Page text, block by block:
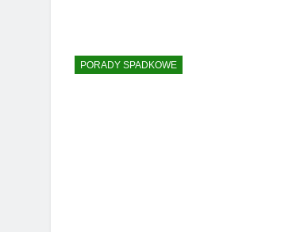
PORADY SPADKOWE